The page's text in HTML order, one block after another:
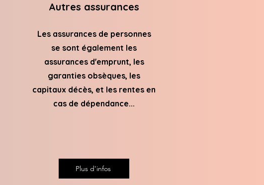
Autres assurances
Les assurances de personnes
se sont également les
assurances d'emprunt, les
garanties obsèques, les
capitaux décès, et les rentes en
cas de dépendance...
Plus d'infos